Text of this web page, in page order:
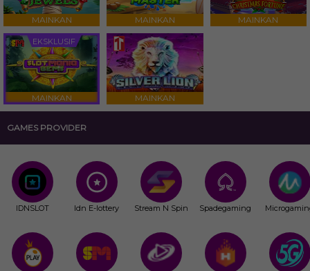
MAINKAN MAINKAN MAINKAN
EKSKLUSIF
MAINKAN MAINKAN
GAMES PROVIDER
IDNSLOT Idn E-lottery Stream N Spin Spadegaming